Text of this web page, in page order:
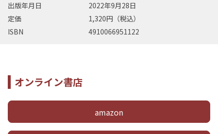
出版年月日
2022年9月28日
定価
1,320円（税込）
ISBN
4910066951122
オンライン書店
amazon